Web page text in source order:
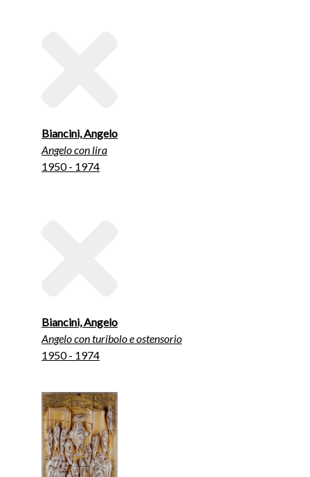
Biancini, Angelo
Angelo con lira
1950 - 1974
Biancini, Angelo
Angelo con turibolo e ostensorio
1950 - 1974